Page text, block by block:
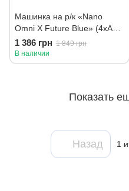
Машинка на р/к «Nano
Omni X Future Blue» (4хАА
бат. - нет в компл.)
1 386 грн 1 849 грн
В наличии
Показать
Назад 1